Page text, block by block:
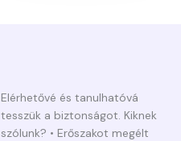
Elérhetővé és tanulhatóvá
tesszük a biztonságot. Kiknek
szólunk? • Erőszakot megélt